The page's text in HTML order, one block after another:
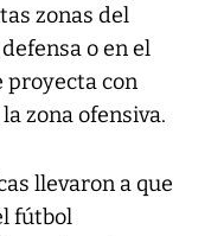
zonas del
o en el
proyecta con
zona ofensiva.
llevaron a que
fútbol